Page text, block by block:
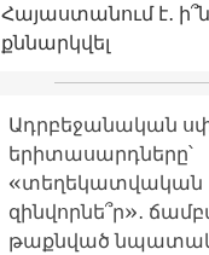
Հայաստանում է․
քննարկվել
Ադրբեջանական
երիտասարդները՝
«տեղեկատվական
զինվորնե՞ր»․
թաքնված